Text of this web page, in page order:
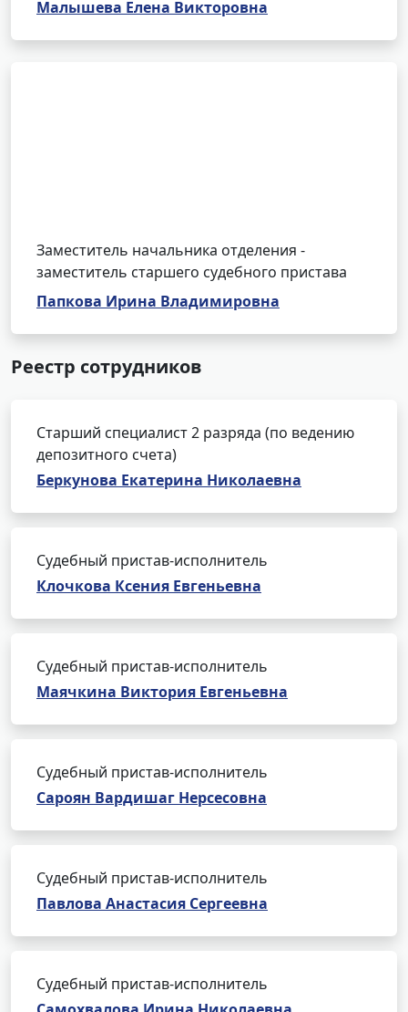
Малышева Елена Викторовна
Заместитель начальника отделения -
заместитель старшего судебного пристава
Папкова Ирина Владимировна
Реестр сотрудников
Старший специалист 2 разряда (по ведению
депозитного счета)
Беркунова Екатерина Николаевна
Судебный пристав-исполнитель
Клочкова Ксения Евгеньевна
Судебный пристав-исполнитель
Маячкина Виктория Евгеньевна
Судебный пристав-исполнитель
Сароян Вардишаг Нерсесовна
Судебный пристав-исполнитель
Павлова Анастасия Сергеевна
Судебный пристав-исполнитель